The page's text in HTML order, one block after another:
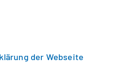
der Webseite